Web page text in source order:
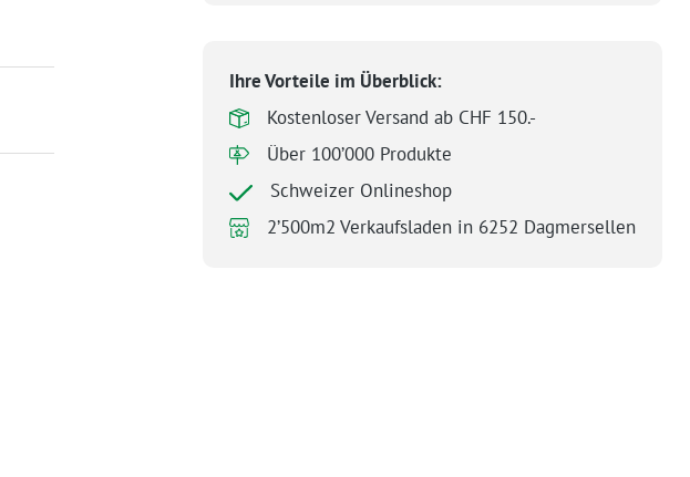
Ihre Vorteile im Überblick:
Kostenloser Versand ab CHF 150.-
Über 100’000 Produkte
Schweizer Onlineshop
2’500m2 Verkaufsladen in 6252 Dagmersellen